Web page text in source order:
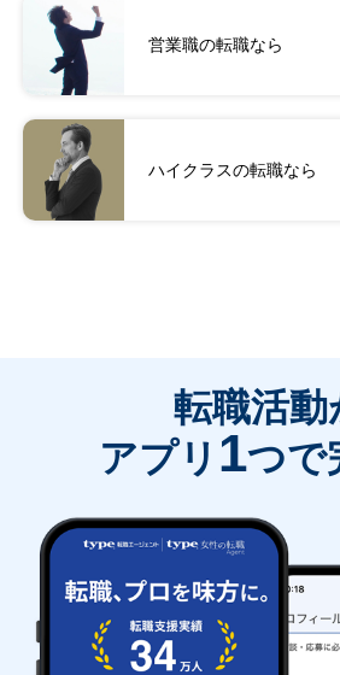
営業職の転職なら
ハイクラスの転職なら
転職活動
アプリ 1つで